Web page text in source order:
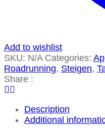
Add to wishlist
SKU: N/A Categories:
Roadrunning, Steigen,
Share :
Description
Additional